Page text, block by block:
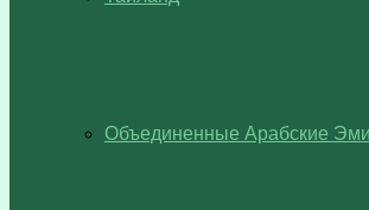
Объединенные Арабские